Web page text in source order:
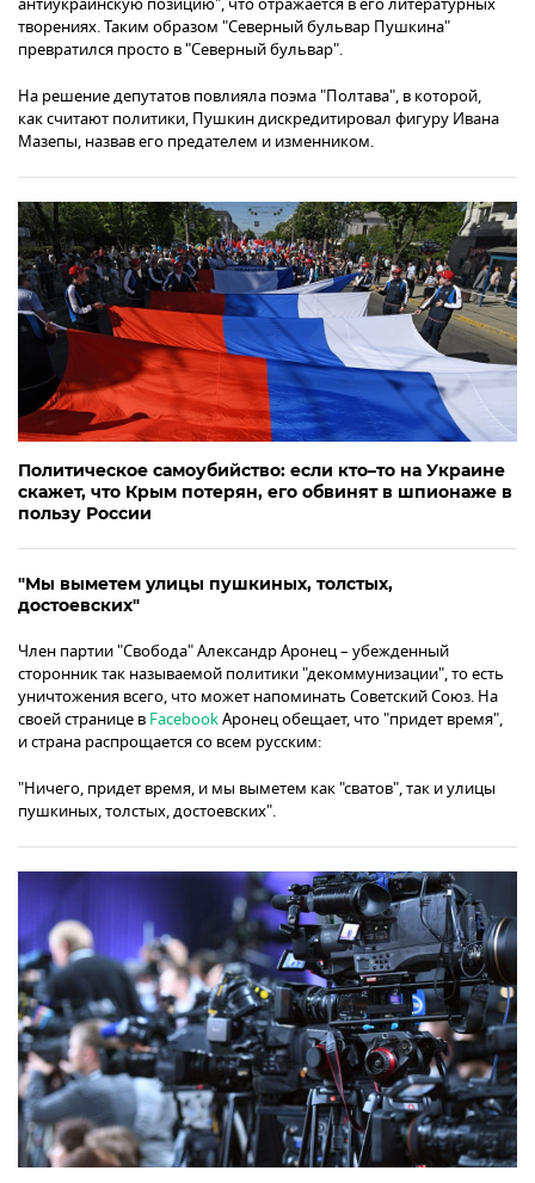
творениях. Таким образом "Северный бульвар Пушкина"
превратился просто в "Северный бульвар".
На решение депутатов повлияла поэма "Полтава", в которой,
как считают политики, Пушкин дискредитировал фигуру Ивана
Мазепы, назвав его предателем и изменником.
Политическое самоубийство: если кто–то на Украине
скажет, что Крым потерян, его обвинят в шпионаже в
пользу России
"Мы выметем улицы пушкиных, толстых,
достоевских"
Член партии "Свобода" Александр Аронец – убежденный
сторонник так называемой политики "декоммунизации", то есть
уничтожения всего, что может напоминать Советский Союз. На
своей странице в FacebookАронец обещает, что "придет время",
и страна распрощается со всем русским:
"Ничего, придет время, и мы выметем как "сватов", так и улицы
пушкиных, толстых, достоевских".